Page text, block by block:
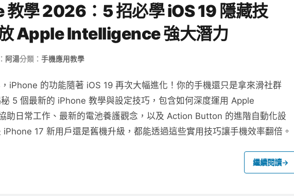
教學 2026：5 招必學 iOS 19 隱藏技
Apple Intelligence 強大潛力
阿湯分類： 手機應用教學
iPhone 的功能隨著 iOS 19 再次大幅進化！你的手機還只是拿來滑社群
5 個最新的 iPhone 教學與設定技巧，包含如何深度運用 Apple
助日常工作、最新的電池養護觀念，以及 Action Button 的進階自動化設
iPhone 17 新用戶還是舊機升級，都能透過這些實用技巧讓手機效率翻倍。
繼續閱讀→